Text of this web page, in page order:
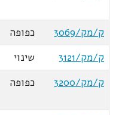
ק/מק/3069
כפופה
ק/מק/3121
שינוי
ק/מק/3200
כפופה